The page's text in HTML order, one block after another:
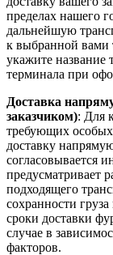
пределах нашего
дальнейшую
к выбранной вами
укажите название
терминала при
Доставка
заказчиком): Для
требующих
доставку
согласовывается
предусматривает
подходящего
сохранности
сроки доставки
случае в
факторов.